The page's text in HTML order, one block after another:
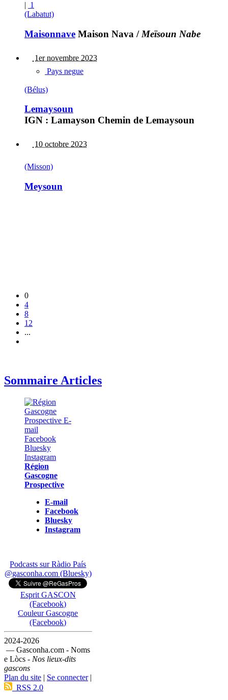
| 1
(Labatut)
Maisonnave Maison Nava / Meïsoun Nabe
1er novembre 2023
Pays negue
(Bélus)
Lemaysoun
IGN : Lamayson Chemin de Lemaysoun
10 octobre 2023
(Misson)
Meysoun
0
4
8
12
...
Sommaire Articles
Région
Gascogne
Prospective
E-mail
Facebook
Bluesky
Instagram
Podcasts sur Ràdio País
@gasconha.com (Bluesky)
Esprit GASCON
(Facebook)
Couleur Gascogne
(Facebook)
2024-2026
— Gasconha.com - Noms
e Lòcs - Nos lieux-dits
gascons
Plan du site | Se connecter|
RSS 2.0